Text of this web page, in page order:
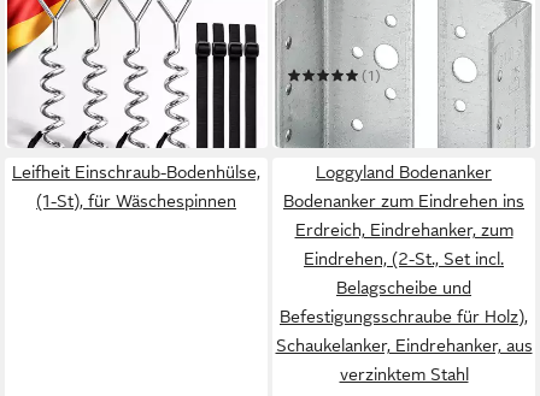
Bodenanker Trampolin-
Bodenanker-Set, 4-teilig –
Anker mit XXL-Gurten für
Zelte
16,79 € UVP 33,58 €
-50%
in 3-4 Werktagen bei dir
U-Pfostenträger Vormann
Balkenschuhe Typ B
sendzimir verzinkt 90 x
(1)
3,14 €
in 4-5 Werktagen bei dir
Leifheit Einschraub-Bodenhülse,
(1-St), für Wäschespinnen
Loggyland Bodenanker
Bodenanker zum Eindrehen ins
Erdreich, Eindrehanker, zum
Eindrehen, (2-St., Set incl.
Belagscheibe und
Befestigungsschraube für Holz),
Schaukelanker, Eindrehanker, aus
verzinktem Stahl